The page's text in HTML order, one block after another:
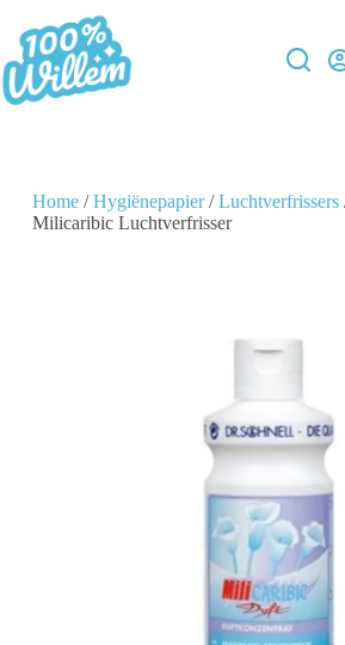
Home/Hygiënepapier/Luchtverfrissers
Milicaribic Luchtverfrisser